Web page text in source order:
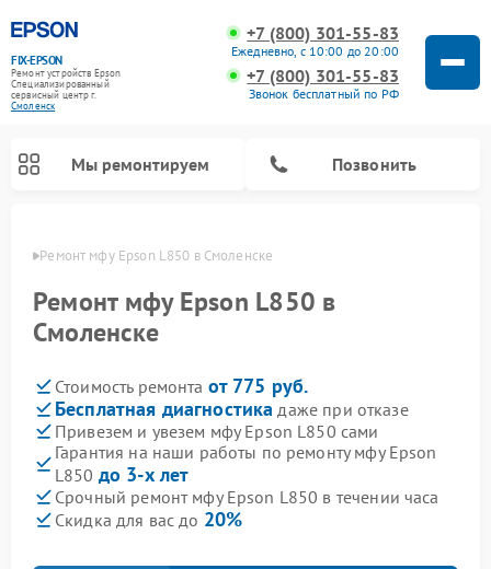
FIX-EPSON
Ремонт устройств Epson
Специализированный
cервисный центр г.
Смоленск
+7 (800) 301-55-83
Ежедневно, с 10:00 до 20:00
+7 (800) 301-55-83
Звонок бесплатный по РФ
Мы ремонтируем Позвонить
Ремонт мфу Epson L850 в Смоленске
Ремонт мфу Epson L850 в
Смоленске
Стоимость ремонта от 775 руб.
Бесплатная диагностика даже при отказе
Привезем и увезем мфу Epson L850 сами
Гарантия на наши работы по ремонту мфу Epson
L850 до 3-х лет
Срочный ремонт мфу Epson L850 в течении часа
Скидка для вас до 20%